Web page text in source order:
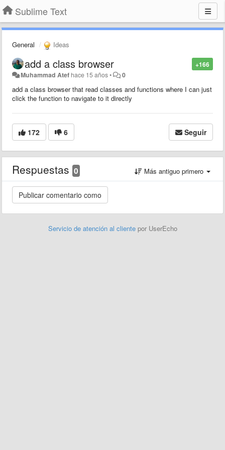
Sublime Text
General Ideas
+166
add a class browser
Muhammad Atef hace 15 años• 0
add a class browser that read classes and functions where I can just
click the function to navigate to it directly
172 6 Seguir
Respuestas 0 Más antiguo primero
Servicio de atención al cliente por UserEcho